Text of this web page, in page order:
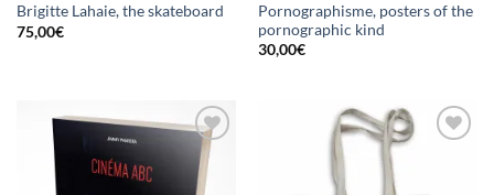
Brigitte Lahaie, the skateboard
75,00€
Pornographisme, posters of the
pornographic kind
30,00€
Ajouter
à la
wishlist